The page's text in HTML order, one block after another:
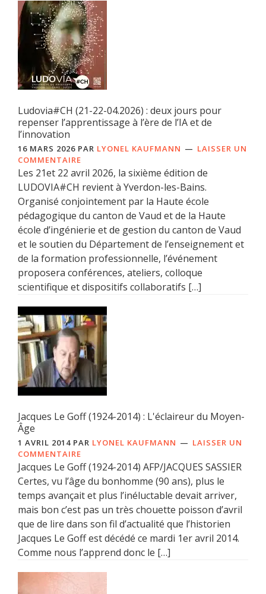
Ludovia#CH (21-22-04.2026) : deux jours pour
repenser l’apprentissage à l’ère de l’IA et de
l’innovation
16 MARS 2026 PAR LYONEL KAUFMANN
LAISSER UN
COMMENTAIRE
Les 21et 22 avril 2026, la sixième édition de
LUDOVIA#CH revient à Yverdon-les-Bains.
Organisé conjointement par la Haute école
pédagogique du canton de Vaud et de la Haute
école d’ingénierie et de gestion du canton de Vaud
et le soutien du Département de l’enseignement et
de la formation professionnelle, l’événement
proposera conférences, ateliers, colloque
scientifique et dispositifs collaboratifs […]
Jacques Le Goff (1924-2014) : L'éclaireur du Moyen-
Âge
1 AVRIL 2014 PAR LYONEL KAUFMANN
LAISSER UN
COMMENTAIRE
Jacques Le Goff (1924-2014) AFP/JACQUES SASSIER
Certes, vu l’âge du bonhomme (90 ans), plus le
temps avançait et plus l’inéluctable devait arriver,
mais bon c’est pas un très chouette poisson d’avril
que de lire dans son fil d’actualité que l’historien
Jacques Le Goff est décédé ce mardi 1er avril 2014.
Comme nous l’apprend donc le […]